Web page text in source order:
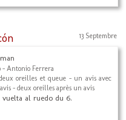
13 Septembre
- Antonio Ferrera
oreilles et queue - un avis avec
- deux oreilles après un avis
vuelta al ruedo du 6.